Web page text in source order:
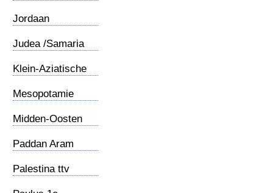
Jordaan
Judea /Samaria
Klein-Aziatische
Mesopotamie
Midden-Oosten
Paddan Aram
Palestina ttv